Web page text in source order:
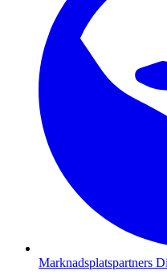
Marknadsplatspartners